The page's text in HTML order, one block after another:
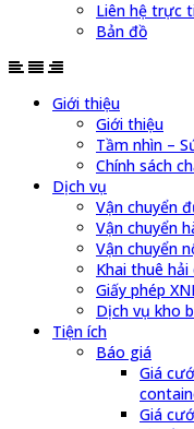
Liên hệ trực
Bản đồ
Giới thiệu
Giới thiệu
Tầm nhìn –
Chính sách
Dịch vụ
Vận chuyển
Vận chuyển
Vận chuyển
Khai thuê hải
Giấy phép
Dịch vụ kho
Tiện ích
Báo giá
Giá
Giá